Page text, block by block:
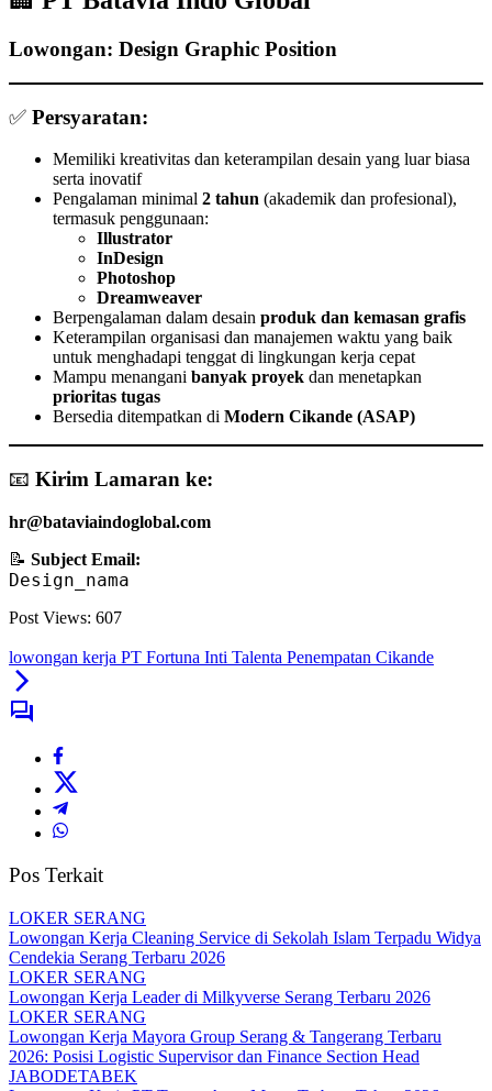
Lowongan: Design Graphic Position
✅ Persyaratan:
Memiliki kreativitas dan keterampilan desain yang luar biasa
serta inovatif
Pengalaman minimal 2 tahun (akademik dan profesional),
termasuk penggunaan:
Illustrator
InDesign
Photoshop
Dreamweaver
Berpengalaman dalam desain produk dan kemasan grafis
Keterampilan organisasi dan manajemen waktu yang baik
untuk menghadapi tenggat di lingkungan kerja cepat
Mampu menangani banyak proyek dan menetapkan
prioritas tugas
Bersedia ditempatkan di Modern Cikande (ASAP)
📧 Kirim Lamaran ke:
hr@bataviaindoglobal.com
📝 Subject Email:
Design_nama
Post Views: 607
lowongan kerja PT Fortuna Inti Talenta Penempatan Cikande
Pos Terkait
LOKER SERANG
Lowongan Kerja Cleaning Service di Sekolah Islam Terpadu Widya
Cendekia Serang Terbaru 2026
LOKER SERANG
Lowongan Kerja Leader di Milkyverse Serang Terbaru 2026
LOKER SERANG
Lowongan Kerja Mayora Group Serang & Tangerang Terbaru
2026: Posisi Logistic Supervisor dan Finance Section Head
JABODETABEK